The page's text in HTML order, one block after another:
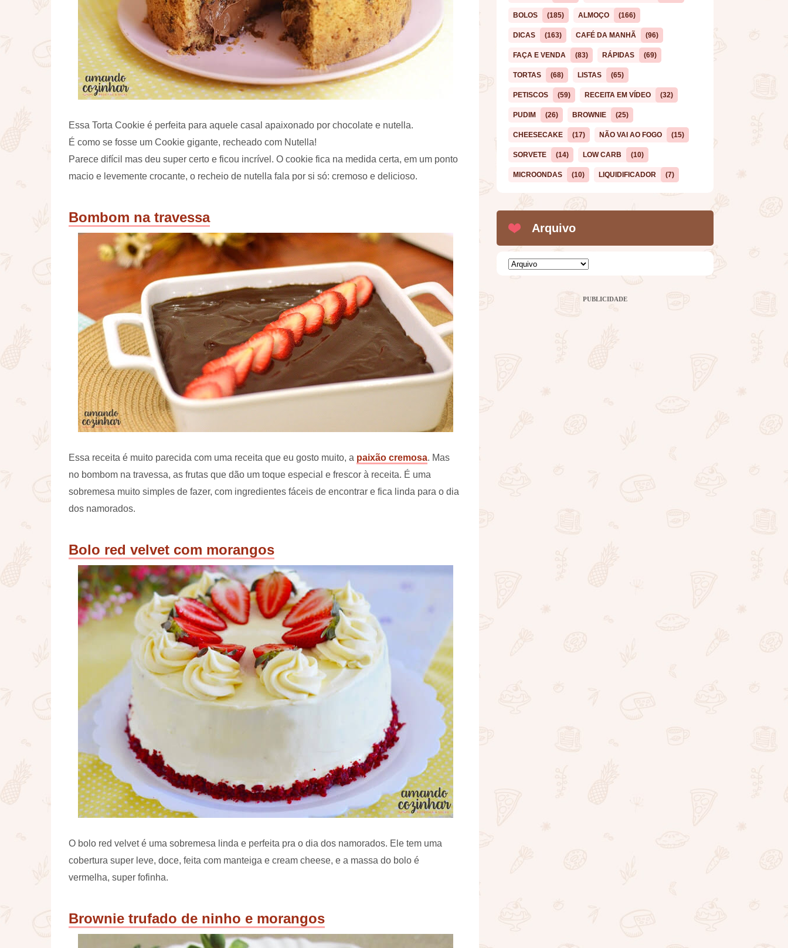
Essa Torta Cookie é perfeita para aquele casal apaixonado por chocolate e nutella.
É como se fosse um Cookie gigante, recheado com Nutella!
Parece difícil mas deu super certo e ficou incrível. O cookie fica na medida certa, em um ponto
macio e levemente crocante, o recheio de nutella fala por si só: cremoso e delicioso.
Bombom na travessa
Essa receita é muito parecida com uma receita que eu gosto muito, a paixão cremosa. Mas
no bombom na travessa, as frutas que dão um toque especial e frescor à receita. É uma
sobremesa muito simples de fazer, com ingredientes fáceis de encontrar e fica linda para o dia
dos namorados.
Bolo red velvet com morangos
O bolo red velvet é uma sobremesa linda e perfeita pra o dia dos namorados. Ele tem uma
cobertura super leve, doce, feita com manteiga e cream cheese, e a massa do bolo é
vermelha, super fofinha.
Brownie trufado de ninho e morangos
BOLOS (185) ALMOÇO (166)
DICAS (163) CAFÉ DA MANHÃ (96)
FAÇA E VENDA (83) RÁPIDAS (69)
TORTAS (68) LISTAS (65)
PETISCOS (59) RECEITA EM VÍDEO (32)
PUDIM (26) BROWNIE (25)
CHEESECAKE (17) NÃO VAI AO FOGO (15)
SORVETE (14) LOW CARB (10)
MICROONDAS (10) LIQUIDIFICADOR (7)
Arquivo
PUBLICIDADE